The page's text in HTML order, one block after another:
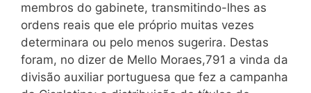
membros do gabinete, transmitindo-lhes as
ordens reais que ele próprio muitas vezes
determinara ou pelo menos sugerira. Destas
foram, no dizer de Mello Moraes,791 a vinda da
divisão auxiliar portuguesa que fez a campanha